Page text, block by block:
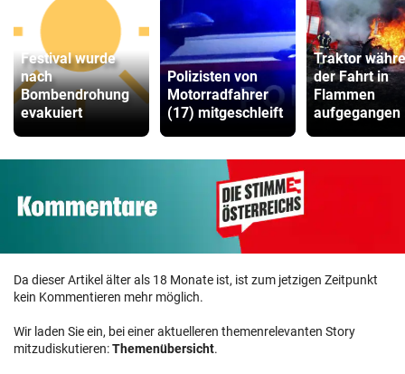
Festival wurde
nach
Bombendrohung
evakuiert
Polizisten von
Motorradfahrer
(17) mitgeschleift
Traktor
der Fahrt in
Flammen
aufgegangen
Da dieser Artikel älter als 18 Monate ist, ist zum jetzigen Zeitpunkt
kein Kommentieren mehr möglich.
Wir laden Sie ein, bei einer aktuelleren themenrelevanten Story
mitzudiskutieren:Themenübersicht.